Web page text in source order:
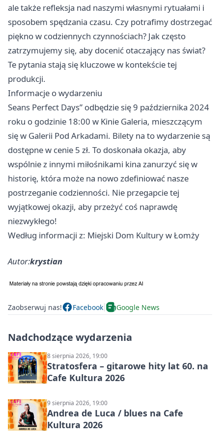
ale także refleksja nad naszymi własnymi rytuałami i
sposobem spędzania czasu. Czy potrafimy dostrzegać
piękno w codziennych czynnościach? Jak często
zatrzymujemy się, aby docenić otaczający nas świat?
Te pytania stają się kluczowe w kontekście tej
produkcji.
Informacje o wydarzeniu
Seans Perfect Days” odbędzie się 9 października 2024
roku o godzinie 18:00 w Kinie Galeria, mieszczącym
się w Galerii Pod Arkadami. Bilety na to wydarzenie są
dostępne w cenie 5 zł. To doskonała okazja, aby
wspólnie z innymi miłośnikami kina zanurzyć się w
historię, która może na nowo zdefiniować nasze
postrzeganie codzienności. Nie przegapcie tej
wyjątkowej okazji, aby przeżyć coś naprawdę
niezwykłego!
Według informacji z: Miejski Dom Kultury w Łomży
Autor:krystian
Zaobserwuj nas! Facebook Google News
Nadchodzące wydarzenia
8 sierpnia 2026, 19:00
Stratosfera – gitarowe hity lat 60. na
Cafe Kultura 2026
9 sierpnia 2026, 19:00
Andrea de Luca / blues na Cafe
Kultura 2026